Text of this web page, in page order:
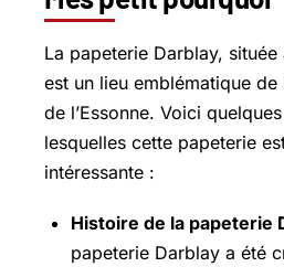
La papeterie Darblay, située
est un lieu emblématique de
de l’Essonne. Voici
lesquelles cette papeterie
intéressante :
Histoire de la papeterie
papeterie Darblay a été